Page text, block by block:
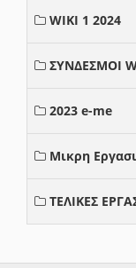
WIKI 1 2024
ΣΥΝΔΕΣΜΟΙ
2023 e-me
Μικρη
ΤΕΛΙΚΕΣ